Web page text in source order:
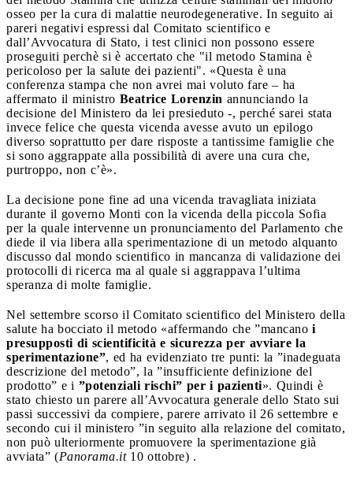
osseo per la cura di malattie neurodegenerative. In seguito ai
pareri negativi espressi dal Comitato scientifico e
dall’Avvocatura di Stato, i test clinici non possono essere
proseguiti perchè si è accertato che "il metodo Stamina è
pericoloso per la salute dei pazienti". «Questa è una
conferenza stampa che non avrei mai voluto fare – ha
affermato il ministro Beatrice Lorenzin annunciando la
decisione del Ministero da lei presieduto -, perché sarei stata
invece felice che questa vicenda avesse avuto un epilogo
diverso soprattutto per dare risposte a tantissime famiglie che
si sono aggrappate alla possibilità di avere una cura che,
purtroppo, non c’è».
La decisione pone fine ad una vicenda travagliata iniziata
durante il governo Monti con la vicenda della piccola Sofia
per la quale intervenne un pronunciamento del Parlamento che
diede il via libera alla sperimentazione di un metodo alquanto
discusso dal mondo scientifico in mancanza di validazione dei
protocolli di ricerca ma al quale si aggrappava l’ultima
speranza di molte famiglie.
Nel settembre scorso il Comitato scientifico del Ministero della
salute ha bocciato il metodo «affermando che ”mancano i
presupposti di scientificità e sicurezza per avviare la
sperimentazione”, ed ha evidenziato tre punti: la ”inadeguata
descrizione del metodo”, la ”insufficiente definizione del
prodotto” e i ”potenziali rischi” per i pazienti». Quindi è
stato chiesto un parere all’Avvocatura generale dello Stato sui
passi successivi da compiere, parere arrivato il 26 settembre e
secondo cui il ministero ”in seguito alla relazione del comitato,
non può ulteriormente promuovere la sperimentazione già
avviata” (Panorama.it10 ottobre) .